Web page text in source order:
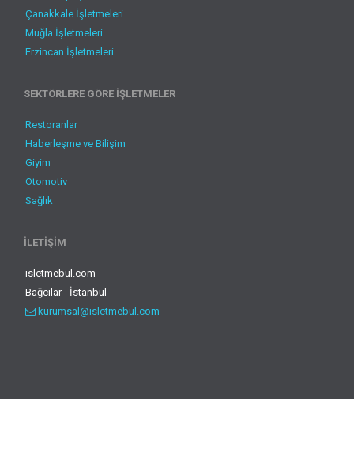
Çanakkale İşletmeleri
Muğla İşletmeleri
Erzincan İşletmeleri
SEKTÖRLERE GÖRE İŞLETMELER
Restoranlar
Haberleşme ve Bilişim
Giyim
Otomotiv
Sağlık
İLETİŞİM
isletmebul.com
Bağcılar- İstanbul
kurumsal@isletmebul.com